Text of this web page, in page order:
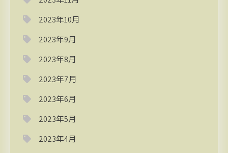
2023年10月
2023年9月
2023年8月
2023年7月
2023年6月
2023年5月
2023年4月